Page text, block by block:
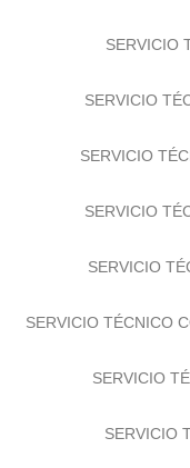
SERVICIO
SERVICIO
SERVICIO
SERVICIO
SERVICIO
SERVICIO TÉCNICO
SERVICIO
SERVICIO